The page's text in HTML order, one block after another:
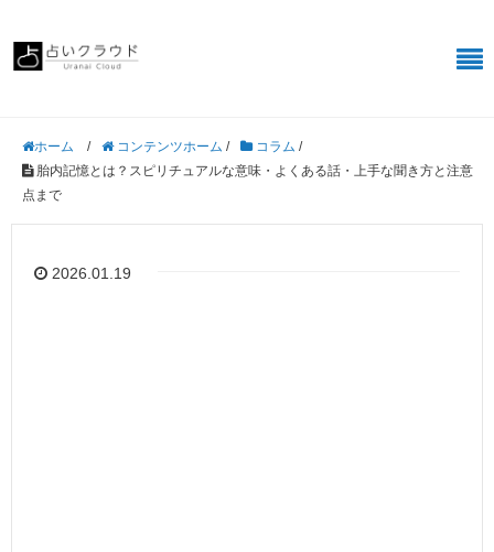
ホーム / コンテンツホーム / コラム /
胎内記憶とは？スピリチュアルな意味・よくある話・上手な聞き方と注意
点まで
2026.01.19